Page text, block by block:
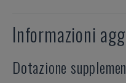
Informazioni
Dotazione